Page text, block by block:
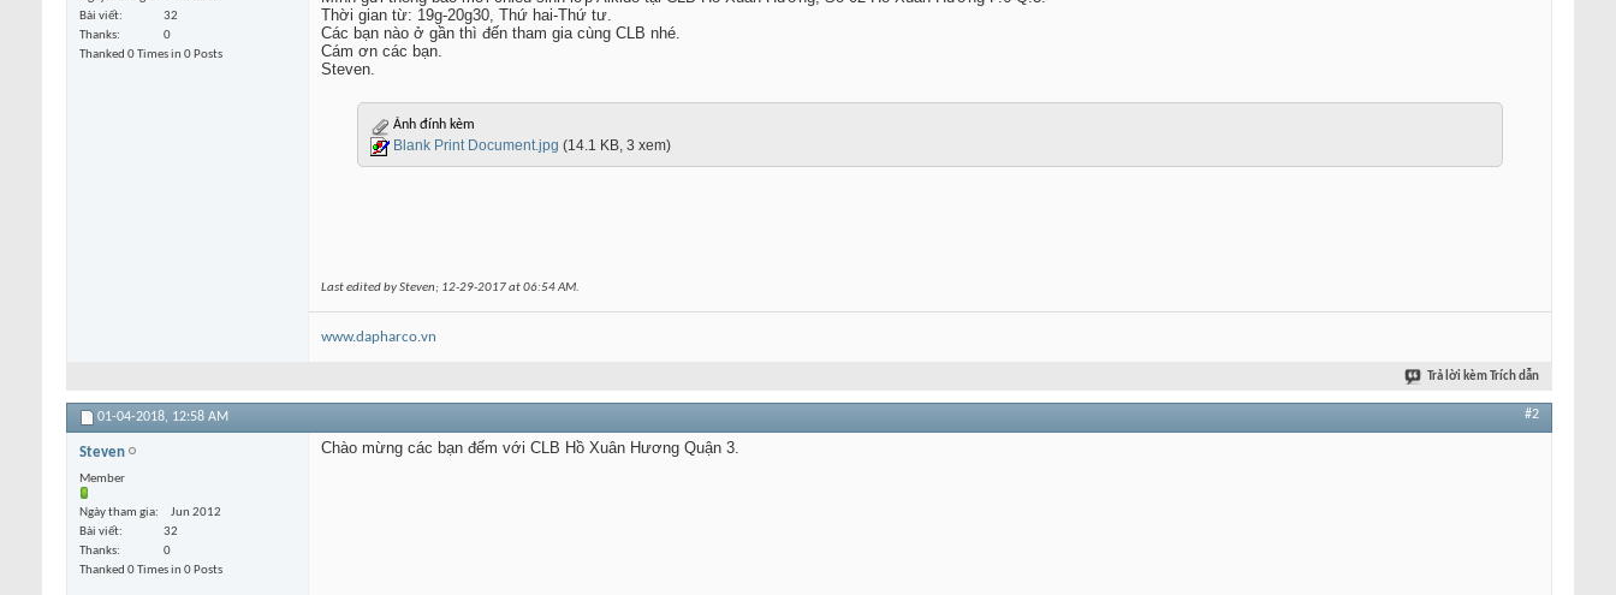
Bài viết
32
Thanks
0
Thanked 0 Times in 0 Posts
Thời gian từ: 19g-20g30, Thứ hai-Thứ tư.
Các bạn nào ở gần thì đến tham gia cùng CLB nhé.
Cám ơn các bạn.
Steven.
Ảnh đính kèm
Blank Print Document.jpg‎ (14.1 KB, 3 xem)
Last edited by Steven; 12-29-2017 at06:54 AM.
www.dapharco.vn
Trả lời kèm Trích dẫn
01-04-2018, 12:58 AM #2
Steven
Member
Ngày tham gia
Jun 2012
Bài viết
32
Thanks
0
Thanked 0 Times in 0 Posts
Chào mừng các bạn đếm với CLB Hồ Xuân Hương Quận 3.